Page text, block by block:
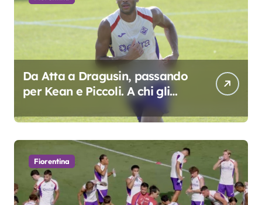
Da Atta a Dragusin, passando
per Kean e Piccoli. A chi gli
oscar del precampionato?
Fiorentina